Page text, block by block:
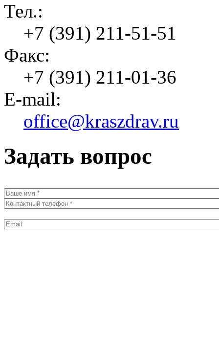
Тел.:
+7 (391) 211-51-51
Факс:
+7 (391) 211-01-36
E-mail:
office@kraszdrav.ru
Задать вопрос